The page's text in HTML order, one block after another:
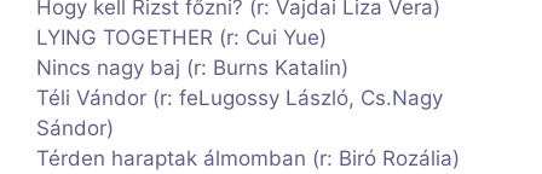
Hogy kell Rizst főzni? (r: Vajdai Liza Vera)
LYING TOGETHER (r: Cui Yue)
Nincs nagy baj (r: Burns Katalin)
Téli Vándor (r: feLugossy László, Cs.Nagy
Sándor)
Térden haraptak álmomban (r: Biró Rozália)